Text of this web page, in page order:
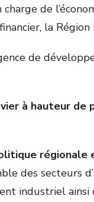
de
la Région
de
à hauteur de
régionale
des secteurs
industriel ainsi